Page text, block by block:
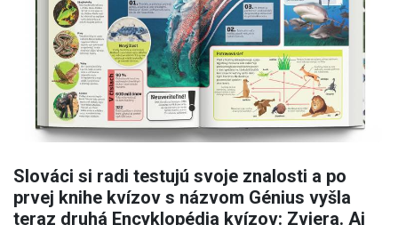
Slováci si radi testujú svoje znalosti a po
prvej knihe kvízov s názvom Génius vyšla
teraz druhá Encyklopédia kvízov: Zviera. Aj